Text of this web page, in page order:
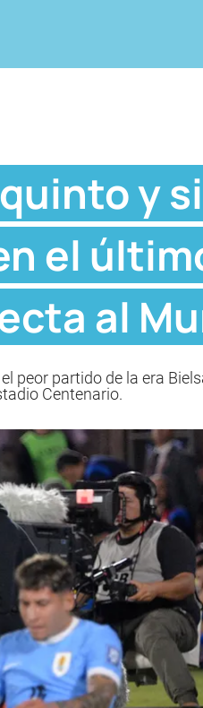
y
el
al
peor partido de la era
Centenario.